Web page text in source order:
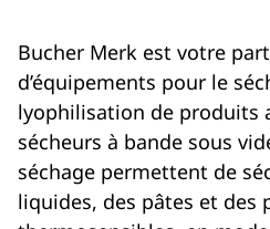
Bucher Merk est votre
d’équipements pour le
lyophilisation de produits
sécheurs à bande sous
séchage permettent de
liquides, des pâtes et des